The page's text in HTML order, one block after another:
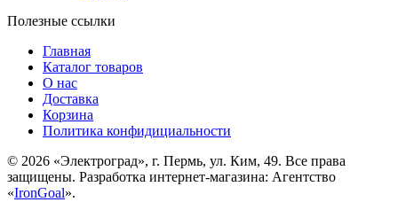
Полезные ссылки
Главная
Каталог товаров
О нас
Доставка
Корзина
Политика конфидициальности
© 2026 «Электроград», г. Пермь, ул. Ким, 49. Все права
защищены. Разработка интернет-магазина: Агентство
«IronGoal».